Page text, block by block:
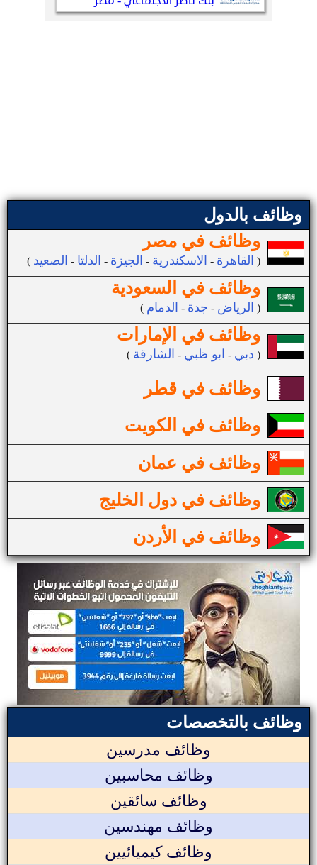
وظائف بالدول
وظائف في مصر
( القاهرة - الاسكندرية - الجيزة - الدلتا - الصعيد )
وظائف في السعودية
( الرياض - جدة - الدمام )
وظائف في الإمارات
( دبي - ابو ظبي - الشارقة )
وظائف في قطر
وظائف في الكويت
وظائف في عمان
وظائف في دول الخليج
وظائف في الأردن
وظائف بالتخصصات
وظائف مدرسين
وظائف محاسبين
وظائف سائقين
وظائف مهندسين
وظائف كيميائيين